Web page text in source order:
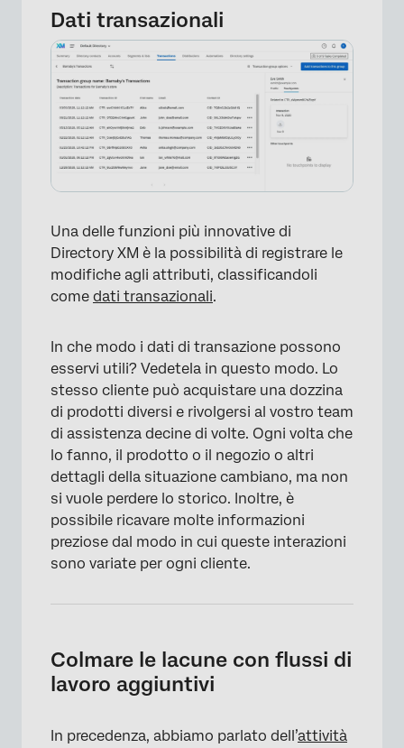
×
Dati transazionali
Una delle funzioni più innovative di
Directory XM è la possibilità di registrare le
modifiche agli attributi, classificandoli
come dati transazionali.
In che modo i dati di transazione possono
esservi utili? Vedetela in questo modo. Lo
stesso cliente può acquistare una dozzina
di prodotti diversi e rivolgersi al vostro team
di assistenza decine di volte. Ogni volta che
lo fanno, il prodotto o il negozio o altri
dettagli della situazione cambiano, ma non
si vuole perdere lo storico. Inoltre, è
possibile ricavare molte informazioni
preziose dal modo in cui queste interazioni
sono variate per ogni cliente.
Colmare le lacune con flussi di
lavoro aggiuntivi
In precedenza, abbiamo parlato dell’attività